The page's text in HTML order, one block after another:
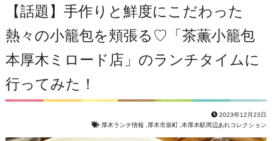
【話題】手作りと鮮度にこだわった
熱々の小籠包を頬張る♡「茶薫小籠包
本厚木ミロード店」のランチタイムに
行ってみた！
2023年12月23日
厚木ランチ情報
厚木市泉町 ,本厚木駅周辺あれコレクション